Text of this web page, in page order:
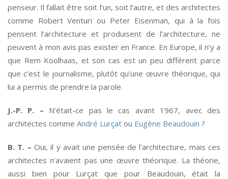
penseur. Il fallait être soit l’un, soit l’autre, et des architectes
comme Robert Venturi ou Peter Eisenman, qui à la fois
pensent l’architecture et produisent de l’architecture, ne
peuvent à mon avis pas exister en France. En Europe, il n’y a
que Rem Koolhaas, et son cas est un peu différent parce
que c’est le journalisme, plutôt qu’une œuvre théorique, qui
lui a permis de prendre la parole.
J.-P. P. – N’était-ce pas le cas avant 1967, avec des
architectes comme André Lurçat ou Eugène Beaudouin ?
B. T. – Oui, il y avait une pensée de l’architecture, mais ces
architectes n’avaient pas une œuvre théorique. La théorie,
aussi bien pour Lurçat que pour Beaudouin, était la